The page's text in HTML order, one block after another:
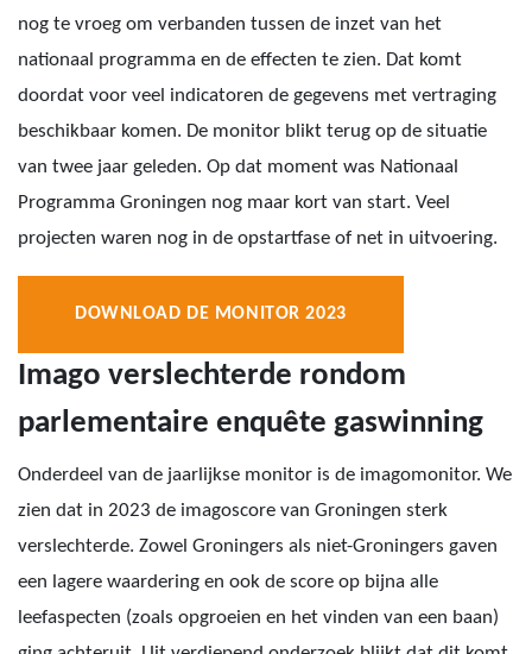
nog te vroeg om verbanden tussen de inzet van het
nationaal programma en de effecten te zien. Dat komt
doordat voor veel indicatoren de gegevens met vertraging
beschikbaar komen. De monitor blikt terug op de situatie
van twee jaar geleden. Op dat moment was Nationaal
Programma Groningen nog maar kort van start. Veel
projecten waren nog in de opstartfase of net in uitvoering.
DOWNLOAD DE MONITOR 2023
Imago verslechterde rondom
parlementaire enquête gaswinning
Onderdeel van de jaarlijkse monitor is de imagomonitor. We
zien dat in 2023 de imagoscore van Groningen sterk
verslechterde. Zowel Groningers als niet-Groningers gaven
een lagere waardering en ook de score op bijna alle
leefaspecten (zoals opgroeien en het vinden van een baan)